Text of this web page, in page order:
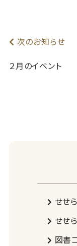
次のお知らせ
２月のイベント
せせ
せせ
図書